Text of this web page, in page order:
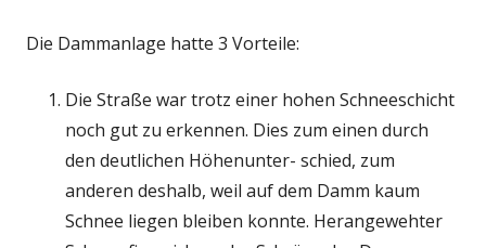
Die Dammanlage hatte 3 Vorteile:
Die Straße war trotz einer hohen Schneeschicht
noch gut zu erkennen. Dies zum einen durch
den deutlichen Höhenunter- schied, zum
anderen deshalb, weil auf dem Damm kaum
Schnee liegen bleiben konnte. Herangewehter